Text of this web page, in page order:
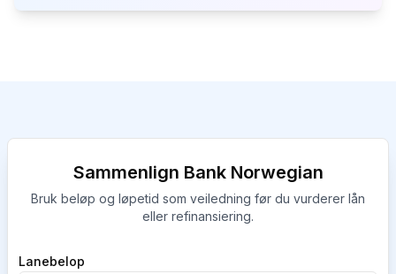
Sammenlign Bank Norwegian
Bruk beløp og løpetid som veiledning før du vurderer lån
eller refinansiering.
Company
Lanebelop